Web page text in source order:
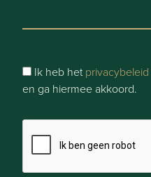
Ik heb hetprivacybeleid
en ga hiermee akkoord.